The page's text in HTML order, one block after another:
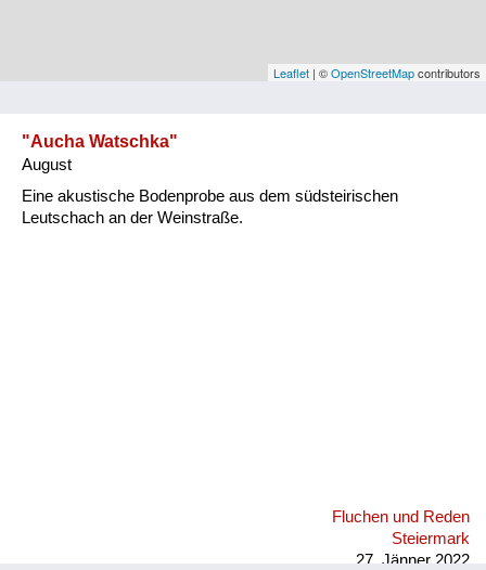
Vorarlberg
Natur und Landwirtschaft
Leaflet | ©OpenStreetMapcontributors
"Aucha Watschka"
August
Eine akustische Bodenprobe aus dem südsteirischen
Leutschach an der Weinstraße.
Fluchen und Reden
Steiermark
27. Jänner 2022